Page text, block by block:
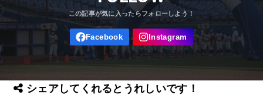
シェアしてくれるとうれしいです！